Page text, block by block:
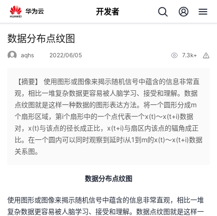
开发者
返
个
人
我
发
数据分布点纹图
aqhs 2022/06/05 7.3k+
【摘要】 使用图形或图像来揭示随机信号中蕴含的信息非常直
观，相比一堆复杂数据更容易被人脑学习、接受和理解。数据
点纹图就是这样一种数据的图形表达方法。将一个圆形分成m
个扇形区域，第i个扇形中的一个点代表一个x(t)～x(t+i)数据
对，x(t)与该点的径长成正比，x(t+i)与扇区内该点的辐角成正
比。在一个圆内可以同时观察到延时i从1到m的x(t)～x(t+i)数据
关系图。
数据分布点纹图
使用图形或图像来揭示随机信号中蕴含的信息非常直观，相比一堆
复杂数据更容易被人脑学习、接受和理解。数据点纹图就是这样一